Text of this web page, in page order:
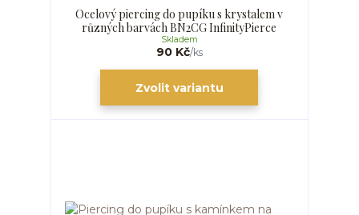
Ocelový piercing do pupíku s krystalem v
různých barvách BN2CG InfinityPierce
90 Kč/ks
Skladem
Zvolit variantu